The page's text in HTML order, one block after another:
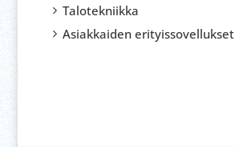
Talotekniikka
Asiakkaiden erityissovellukset